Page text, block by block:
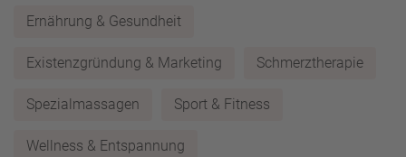
Ernährung & Gesundheit
Existenzgründung & Marketing Schmerztherapie
Spezialmassagen Sport & Fitness
Wellness & Entspannung